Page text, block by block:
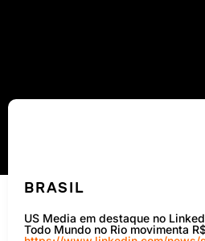
BRASIL
US Media em destaque no
Todo Mundo no Rio movimenta